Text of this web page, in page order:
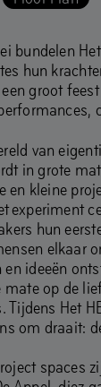
FAQ
bundelen
hun
groot
van
in grote
en kleine
experiment
hun
elkaar
ideeën
op de
Het
om draait:
spaces